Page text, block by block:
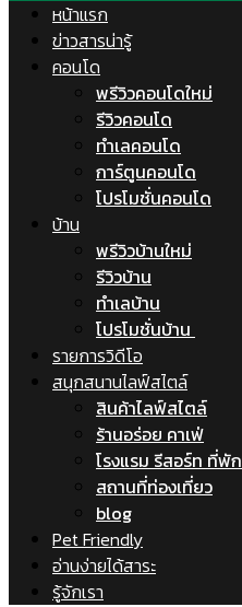
หน้าแรก
ข่าวสารน่ารู้
คอนโด
พรีวิวคอนโดใหม่
รีวิวคอนโด
ทำเลคอนโด
การ์ตูนคอนโด
โปรโมชั่นคอนโด
บ้าน
พรีวิวบ้านใหม่
รีวิวบ้าน
ทำเลบ้าน
โปรโมชั่นบ้าน
รายการวิดีโอ
สนุกสนานไลฟ์สไตล์
สินค้าไลฟ์สไตล์
ร้านอร่อย คาเฟ่
โรงแรม รีสอร์ท ที่พัก
สถานที่ท่องเที่ยว
blog
Pet Friendly
อ่านง่ายได้สาระ
รู้จักเรา